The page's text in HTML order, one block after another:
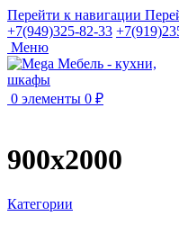
Перейти к навигации
+7(949)325-82-33
Меню
0 элементы 0 ₽
900х2000
Категории